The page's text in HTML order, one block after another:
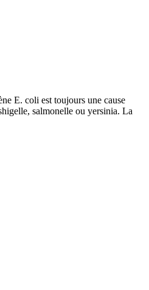
E. coli est toujours une cause
salmonelle ou yersinia. La